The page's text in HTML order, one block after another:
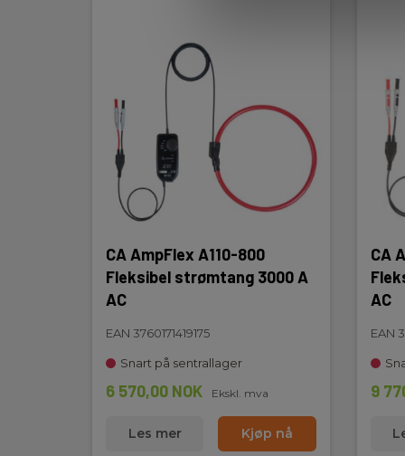
Nettovekt: 300 g
CA AmpFlex A110-800
Fleksibel strømtang 3000 A
AC
EAN 3760171419175
Snart på sentrallager
6 570,00 NOK Ekskl. mva
Les mer Kjøp nå
CA
AC
EAN
9